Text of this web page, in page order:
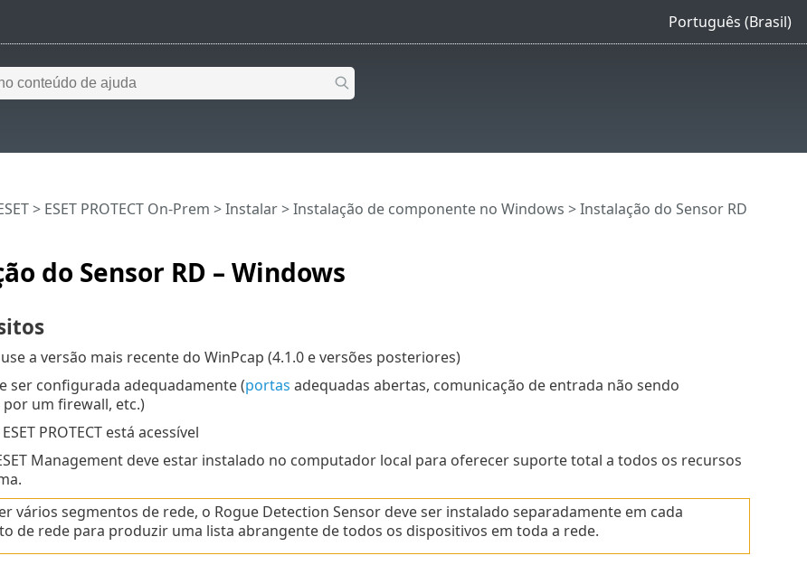
Português (Brasil)
do Sensor RD – Windows
> ESET PROTECT On-Prem >Instalar>Instalação de componente no Windows > Instalação do Sensor RD
a versão mais recente do WinPcap (4.1.0 e versões posteriores)
ser configurada adequadamente (portas adequadas abertas, comunicação de entrada não sendo
um firewall, etc.)
PROTECT está acessível
Management deve estar instalado no computador local para oferecer suporte total a todos os recursos
vários segmentos de rede, o Rogue Detection Sensor deve ser instalado separadamente em cada
de rede para produzir uma lista abrangente de todos os dispositivos em toda a rede.